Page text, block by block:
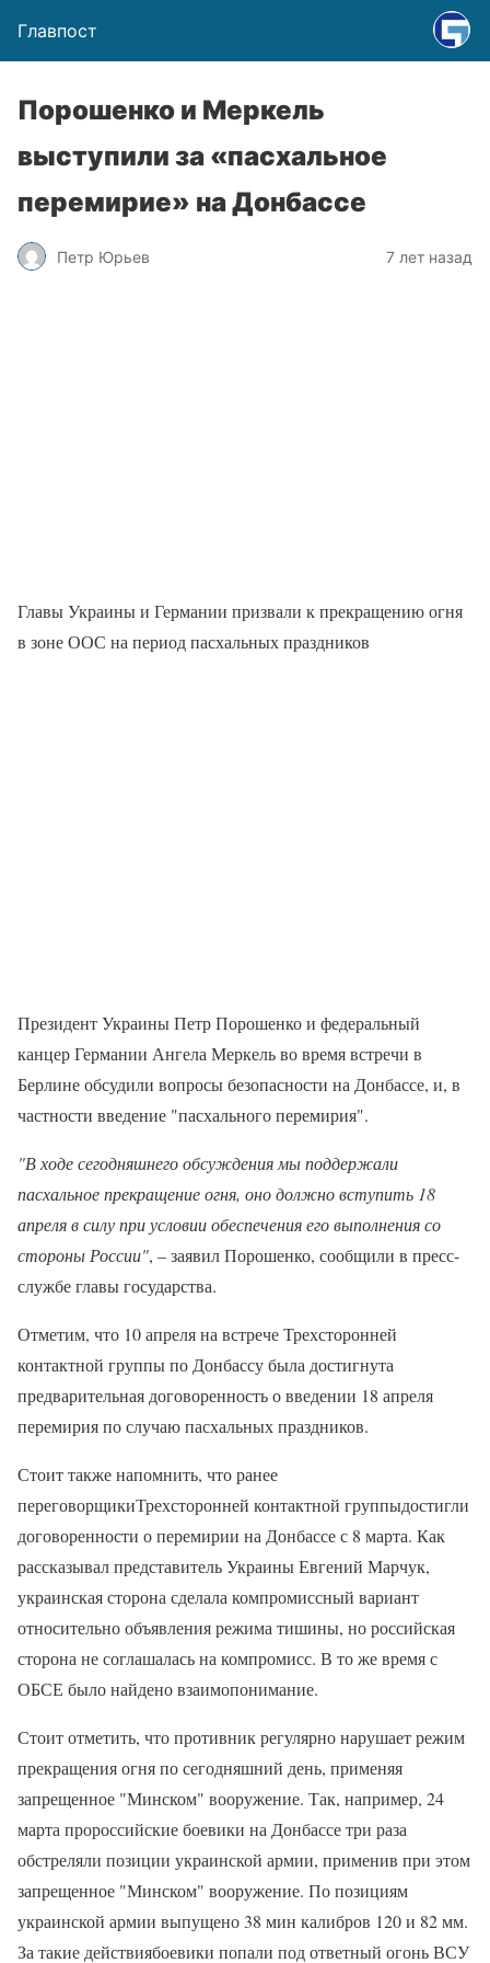
Главпост
Порошенко и Меркель
выступили за «пасхальное
перемирие» на Донбассе
Петр Юрьев 7 лет назад
Главы Украины и Германии призвали к прекращению огня
в зоне ООС на период пасхальных праздников
Президент Украины Петр Порошенко и федеральный
канцер Германии Ангела Меркель во время встречи в
Берлине обсудили вопросы безопасности на Донбассе, и, в
частности введение "пасхального перемирия".
"В ходе сегодняшнего обсуждения мы поддержали
пасхальное прекращение огня, оно должно вступить 18
апреля в силу при условии обеспечения его выполнения со
стороны России", – заявил Порошенко, сообщили в пресс-
службе главы государства.
Отметим, что 10 апреля на встрече Трехсторонней
контактной группы по Донбассу была достигнута
предварительная договоренность о введении 18 апреля
перемирия по случаю пасхальных праздников.
Стоит также напомнить, что ранее
переговорщикиТрехсторонней контактной группыдостигли
договоренности о перемирии на Донбассе с 8 марта. Как
рассказывал представитель Украины Евгений Марчук,
украинская сторона сделала компромиссный вариант
относительно объявления режима тишины, но российская
сторона не соглашалась на компромисс. В то же время с
ОБСЕ было найдено взаимопонимание.
Стоит отметить, что противник регулярно нарушает режим
прекращения огня по сегодняшний день, применяя
запрещенное "Минском" вооружение. Так, например, 24
марта пророссийские боевики на Донбассе три раза
обстреляли позиции украинской армии, применив при этом
запрещенное "Минском" вооружение. По позициям
украинской армии выпущено 38 мин калибров 120 и 82 мм.
За такие действиябоевики попали под ответный огонь ВСУ